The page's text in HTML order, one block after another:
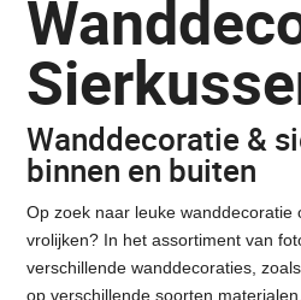
Wanddecoratie &
binnen en buiten
Op zoek naar leuke wanddecoratie
vrolijken? In het assortiment van
verschillende wanddecoraties,
op verschillende soorten